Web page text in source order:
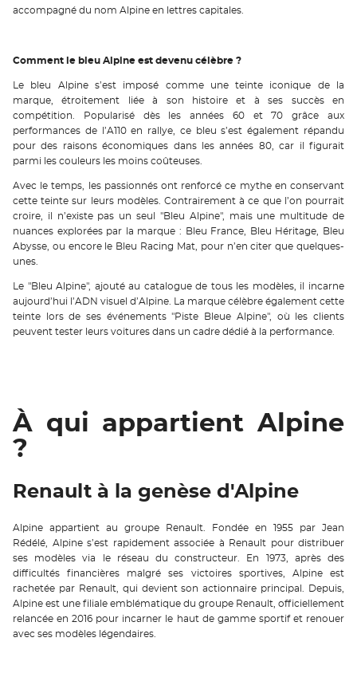
accompagné du nom Alpine en lettres capitales.
Comment le bleu Alpine est devenu célèbre ?
Le bleu Alpine s’est imposé comme une teinte iconique de la
marque, étroitement liée à son histoire et à ses succès en
compétition. Popularisé dès les années 60 et 70 grâce aux
performances de l’A110 en rallye, ce bleu s’est également répandu
pour des raisons économiques dans les années 80, car il figurait
parmi les couleurs les moins coûteuses.
Avec le temps, les passionnés ont renforcé ce mythe en conservant
cette teinte sur leurs modèles. Contrairement à ce que l’on pourrait
croire, il n’existe pas un seul "Bleu Alpine", mais une multitude de
nuances explorées par la marque : Bleu France, Bleu Héritage, Bleu
Abysse, ou encore le Bleu Racing Mat, pour n’en citer que quelques-
unes.
Le "Bleu Alpine", ajouté au catalogue de tous les modèles, il incarne
aujourd’hui l’ADN visuel d’Alpine. La marque célèbre également cette
teinte lors de ses événements "Piste Bleue Alpine", où les clients
peuvent tester leurs voitures dans un cadre dédié à la performance.
À qui appartient Alpine
?
Renault à la genèse d'Alpine
Alpine appartient au groupe Renault. Fondée en 1955 par Jean
Rédélé, Alpine s’est rapidement associée à Renault pour distribuer
ses modèles via le réseau du constructeur. En 1973, après des
difficultés financières malgré ses victoires sportives, Alpine est
rachetée par Renault, qui devient son actionnaire principal. Depuis,
Alpine est une filiale emblématique du groupe Renault, officiellement
relancée en 2016 pour incarner le haut de gamme sportif et renouer
avec ses modèles légendaires.